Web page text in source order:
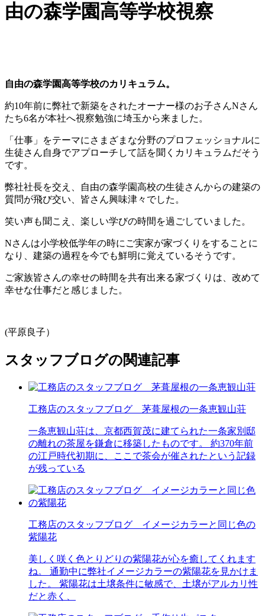
由の森学園高等学校視察
自由の森学園高等学校のカリキュラム。
約10年前に弊社で新築をされたオーナー様のお子さんNさん
たち6名が本社へ視察勉強に埼玉から来ました。
「仕事」をテーマにさまざまな分野のプロフェッショナルに
生徒さん自身でアプローチして話を聞くカリキュラムだそう
です。
弊社社長を交え、自由の森学園高校の生徒さんからの建築の
質問が飛び交い、皆さん興味津々でした。
笑い声も聞こえ、楽しい学びの時間を過ごしていました。
Nさんは小学校低学年の時にご実家が家づくりをすることに
なり、建築の過程を今でも鮮明に覚えているそうです。
ご家族皆さんの幸せの時間を共有出来る家づくりは、改めて
幸せな仕事だと感じました。
(平原良子）
スタッフブログの関連記事
工務店のスタッフブログ 茅葺屋根の一条恵観山荘
一条恵観山荘は、京都西賀茂に建てられた一条家別邸
の離れの茶屋を鎌倉に移築したものです。 約370年前
の江戸時代初期に、ここで茶会が催されたという記録
が残っている
工務店のスタッフブログ イメージカラーと同じ色の
紫陽花
美しく咲く色とりどりの紫陽花が心を癒してくれます
ね。 通勤中に弊社イメージカラーの紫陽花を見かけま
した。 紫陽花は土壌条件に敏感で、土壌がアルカリ性
だと赤く、